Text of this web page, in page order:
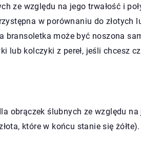
ze względu na jego trwałość i
w porównaniu do złotych
bransoletka może być noszona
kolczyki z pereł, jeśli chcesz
obrączek ślubnych ze względu
które w końcu stanie się żółte).